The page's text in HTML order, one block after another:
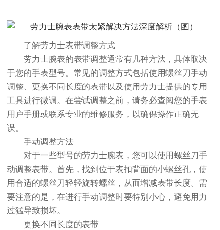
了解劳力士表带调整方式
劳力士腕表的表带调整通常有几种方法，具体取决
于您的手表型号。常见的调整方式包括使用螺丝刀手动
调整、更换不同长度的表带以及使用劳力士提供的专用
工具进行微调。在尝试调整之前，请务必查阅您的手表
用户手册或联系专业的维修服务，以确保操作正确无
误。
手动调整方法
对于一些型号的劳力士腕表，您可以使用螺丝刀手
动调整表带。首先，找到位于表扣背面的小螺丝孔，使
用合适的螺丝刀轻轻旋转螺丝，从而增减表带长度。需
要注意的是，在进行手动调整时要特别小心，避免用力
过猛导致损坏。
更换不同长度的表带